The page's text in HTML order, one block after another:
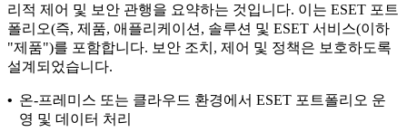
리적 제어 및 보안 관행을 요약하는 것입니다. 이는 ESET 포트
폴리오(즉, 제품, 애플리케이션, 솔루션 및 ESET 서비스(이하
"제품")를 포함합니다. 보안 조치, 제어 및 정책은 보호하도록
설계되었습니다.
• 온-프레미스 또는 클라우드 환경에서 ESET 포트폴리오 운
영 및 데이터 처리